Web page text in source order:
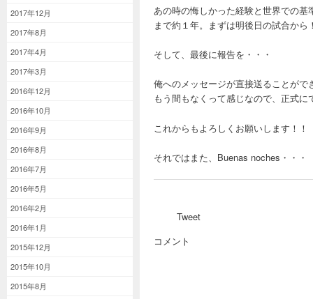
2017年12月
2017年8月
2017年4月
2017年3月
2016年12月
2016年10月
2016年9月
2016年8月
2016年7月
2016年5月
2016年2月
2016年1月
2015年12月
2015年10月
2015年8月
あの時の悔しかった経験と世界での
まで約１年。まずは明後日の試合か
そして、最後に報告を・・・
俺へのメッセージが直接送ることがで
もう間もなくって感じなので、正式
これからもよろしくお願いします！！
それではまた、Buenas noches・
Tweet
コメント